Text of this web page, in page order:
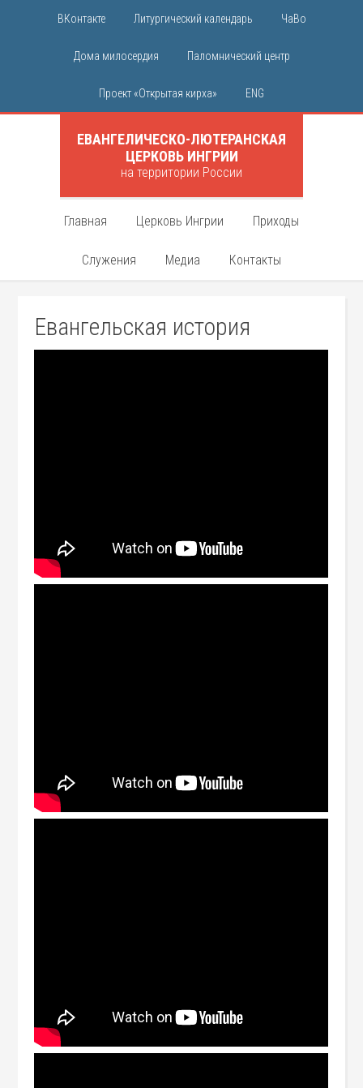
ВКонтакте Литургический календарь ЧаВо
Дома милосердия Паломнический центр
Проект «Открытая кирха» ENG
ЕВАНГЕЛИЧЕСКО-ЛЮТЕРАНСКАЯ
ЦЕРКОВЬ ИНГРИИ
на территории России
Главная Церковь Ингрии Приходы
Служения Медиа Контакты
Евангельская история